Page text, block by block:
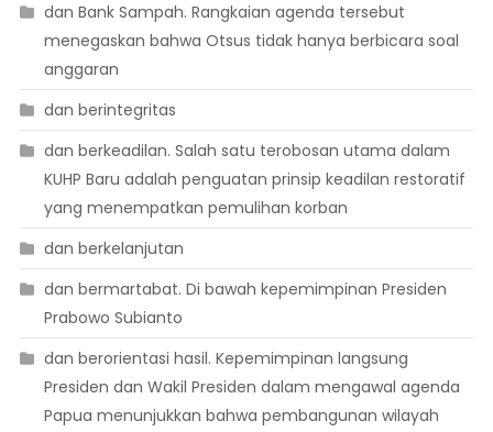
dan Bank Sampah. Rangkaian agenda tersebut
menegaskan bahwa Otsus tidak hanya berbicara soal
anggaran
dan berintegritas
dan berkeadilan. Salah satu terobosan utama dalam
KUHP Baru adalah penguatan prinsip keadilan restoratif
yang menempatkan pemulihan korban
dan berkelanjutan
dan bermartabat. Di bawah kepemimpinan Presiden
Prabowo Subianto
dan berorientasi hasil. Kepemimpinan langsung
Presiden dan Wakil Presiden dalam mengawal agenda
Papua menunjukkan bahwa pembangunan wilayah